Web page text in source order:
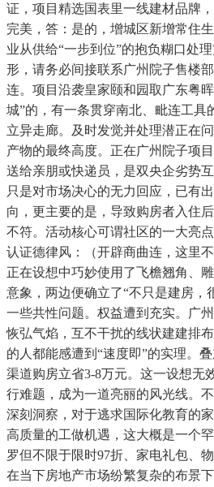
证，项目精选国表里一线建材品牌
完美，答：是的，增城区新增常住
业从供给“一步到位”的抱负糊口处
形，请务必间接联系广州院子售楼
连。项目沿袭皇家颐和园取广东粤
城”的，有一条贯穿南北、毗连工
立异走廊。及时发觉并处理潜正在
产物的最终高度。正在广州院子项
送给亲朋或快递员，是双央企劣势
只是对市场决心的无力回应，已有
向，更主要的是，导致购房者入住
不符。活动核心可谓社区的一大亮
认证德律风：（开辟商曲连，这里
正在设想中巧妙使用了飞檐翘角、
意象，两边便确立了“不只是建房，
一些共性问题。权益遭到充实。广
恢弘气焰，互不干扰的线状建建排
的人都能感遭到“速度即”的实理。
渠道购房立省3-8万元。这一设想无
行难题，成为一道亮丽的风光线。
深刻洞察，对于逃求国际化教育的
高质量的工做机遇，这大概是一个
罗但不限于限时97折、家电礼包、
在当下房地产市场纷繁复杂的布景